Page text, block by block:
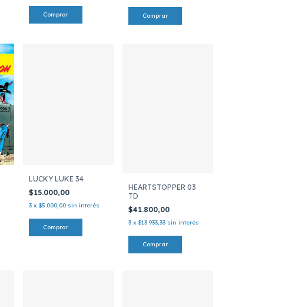
LUCKY LUKE 34
$15.000,00
3 x $5.000,00 sin interés
HEARTSTOPPER 03
TD
$41.800,00
3 x $13.933,33 sin interés